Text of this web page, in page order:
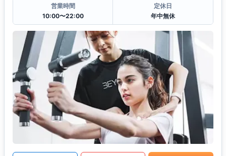
営業時間
10:00〜22:00
定休日
年中無休